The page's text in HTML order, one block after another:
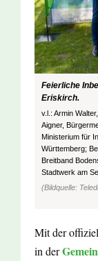
Feierliche
Eriskirch.
v.l.: Armin
Aigner,
Ministerium für
Württemberg;
Breitband
Stadtwerk am
(Bildquelle:
Mit der
in der